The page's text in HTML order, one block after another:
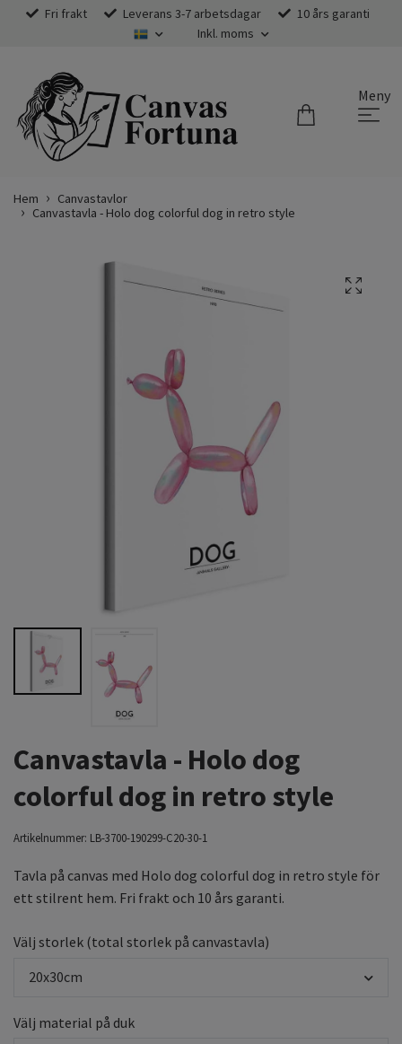
Fri frakt Leverans 3-7 arbetsdagar
10 års garanti
Inkl. moms
Meny
Hem
Canvastavlor
Canvastavla - Holo dog colorful dog in retro style
Canvastavla - Holo dog
colorful dog in retro style
Artikelnummer: LB-3700-190299-C20-30-1
Tavla på canvas med Holo dog colorful dog in retro style för
ett stilrent hem. Fri frakt och 10 års garanti.
Välj storlek (total storlek på canvastavla)
20x30cm
Välj material på duk